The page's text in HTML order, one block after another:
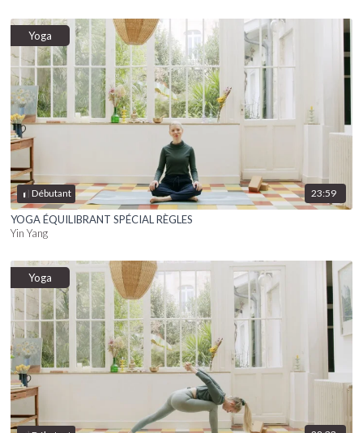
Débutant
Yoga
23:59
YOGA ÉQUILIBRANT SPÉCIAL RÈGLES
Yin Yang
Yoga